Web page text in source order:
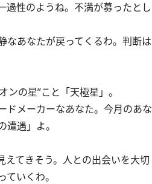
過性のようね。不満が募ったとし
なあなたが戻ってくるわ。判断は
の星”こと「天極星」。
ドメーカーなあなた。今月のあな
遇」よ。
てきそう。人との出会いを大切
いくわ。